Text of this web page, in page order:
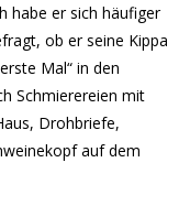
habe er sich häufiger
ob er seine Kippa
Mal“ in den
Schmierereien mit
Drohbriefe,
auf dem